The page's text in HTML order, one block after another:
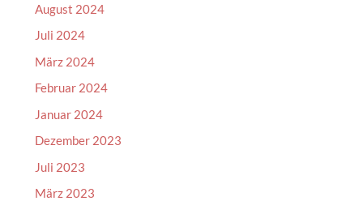
August 2024
Juli 2024
März 2024
Februar 2024
Januar 2024
Dezember 2023
Juli 2023
März 2023